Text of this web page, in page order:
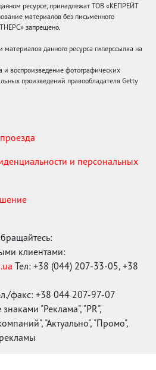
ресурсе, принадлежат ТОВ «КЕПРЕЙТ
материалов без письменного
запрещено.
данного ресурса гиперссылка на
и воспроизведение фотографических
произведений правообладателя Getty
и персональных
клиентами:
Тел: +38 (044) 207-33-05, +38
факс: +38 044 207-97-07
"Реклама", "PR",
"Актуально", "Промо",